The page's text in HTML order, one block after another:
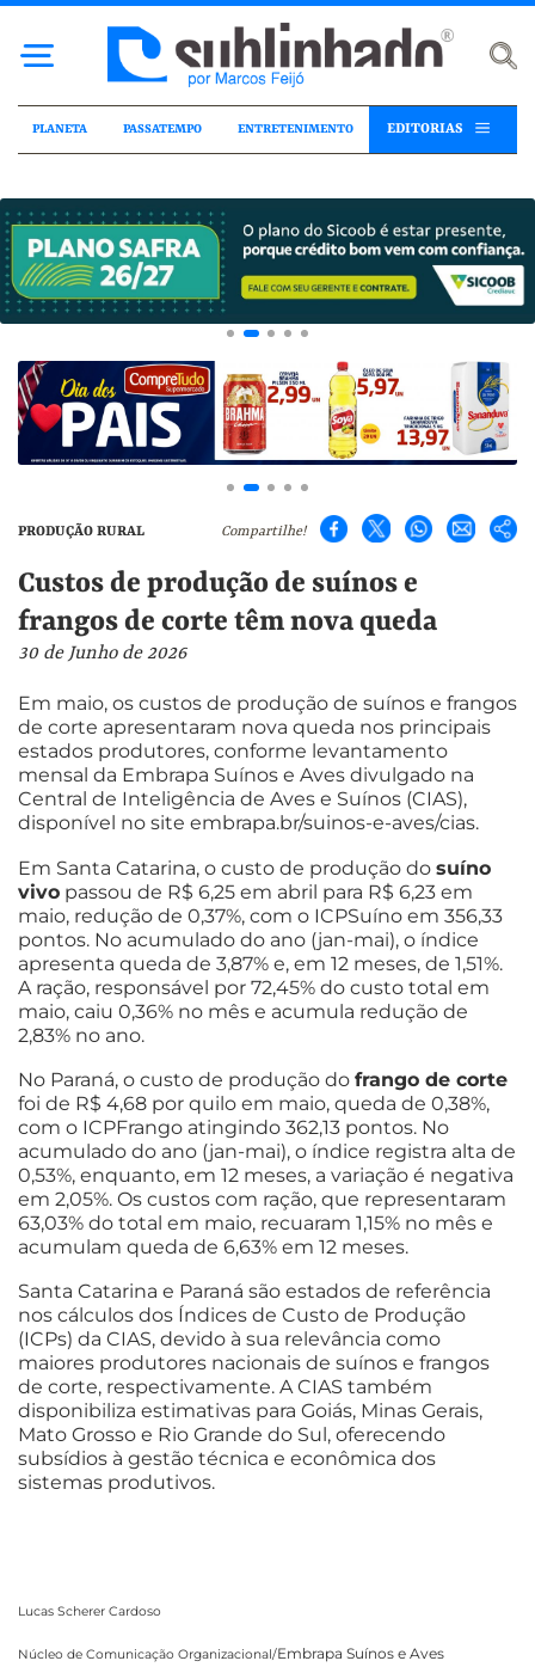
PLANETA PASSATEMPO ENTRETENIMENTO EDITORIAS
PRODUÇÃO RURAL Compartilhe!
Custos de produção de suínos e
frangos de corte têm nova queda
30 de Junho de 2026
Em maio, os custos de produção de suínos e frangos
de corte apresentaram nova queda nos principais
estados produtores, conforme levantamento
mensal da Embrapa Suínos e Aves divulgado na
Central de Inteligência de Aves e Suínos (CIAS),
disponível no site embrapa.br/suinos-e-aves/cias.
Em Santa Catarina, o custo de produção do suíno
vivo passou de R$ 6,25 em abril para R$ 6,23 em
maio, redução de 0,37%, com o ICPSuíno em 356,33
pontos. No acumulado do ano (jan-mai), o índice
apresenta queda de 3,87% e, em 12 meses, de 1,51%.
A ração, responsável por 72,45% do custo total em
maio, caiu 0,36% no mês e acumula redução de
2,83% no ano.
No Paraná, o custo de produção do frango de corte
foi de R$ 4,68 por quilo em maio, queda de 0,38%,
com o ICPFrango atingindo 362,13 pontos. No
acumulado do ano (jan-mai), o índice registra alta de
0,53%, enquanto, em 12 meses, a variação é negativa
em 2,05%. Os custos com ração, que representaram
63,03% do total em maio, recuaram 1,15% no mês e
acumulam queda de 6,63% em 12 meses.
Santa Catarina e Paraná são estados de referência
nos cálculos dos Índices de Custo de Produção
(ICPs) da CIAS, devido à sua relevância como
maiores produtores nacionais de suínos e frangos
de corte, respectivamente. A CIAS também
disponibiliza estimativas para Goiás, Minas Gerais,
Mato Grosso e Rio Grande do Sul, oferecendo
subsídios à gestão técnica e econômica dos
sistemas produtivos.
Lucas Scherer Cardoso
Núcleo de Comunicação Organizacional/Embrapa Suínos e Aves